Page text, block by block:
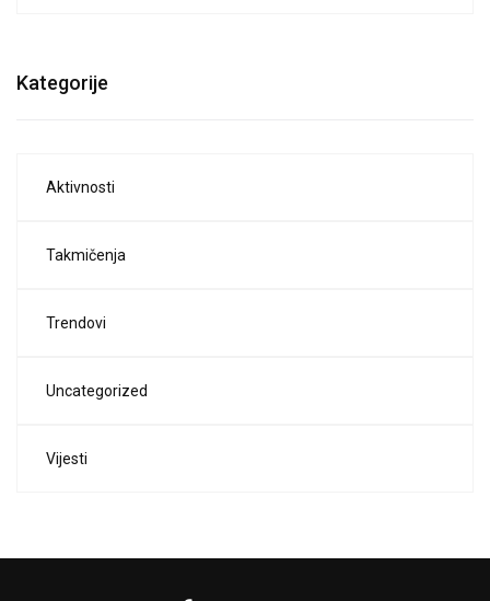
Kategorije
Aktivnosti
Takmičenja
Trendovi
Uncategorized
Vijesti